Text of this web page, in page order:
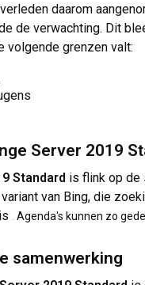
daarom
de verwachting. Dit
volgende grenzen valt:
Server 2019
Standard is flink op de
van Bing, die
. Agenda's kunnen zo
samenwerking